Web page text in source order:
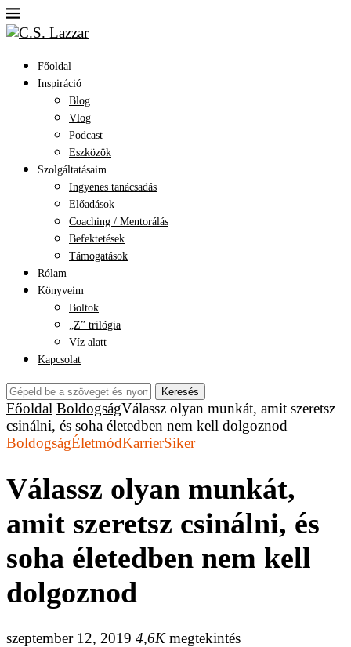
Főoldal
Inspiráció
Blog
Vlog
Podcast
Eszközök
Szolgáltatásaim
Ingyenes tanácsadás
Előadások
Coaching / Mentorálás
Befektetések
Támogatások
Rólam
Könyveim
Boltok
„Z” trilógia
Víz alatt
Kapcsolat
Keresés
Főoldal BoldogságVálassz olyan munkát, amit szeretsz
csinálni, és soha életedben nem kell dolgoznod
BoldogságÉletmódKarrierSiker
Válassz olyan munkát,
amit szeretsz csinálni, és
soha életedben nem kell
dolgoznod
szeptember 12, 2019 4,6Kmegtekintés